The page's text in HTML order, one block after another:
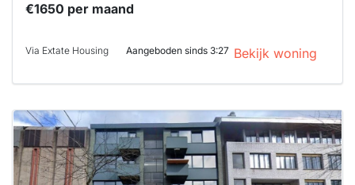
€1650 per maand
Via Extate Housing Aangeboden sinds 3:27 Bekijk woning
Deze woning
is
waarschijnlijk
al verhuurd
Om kans te